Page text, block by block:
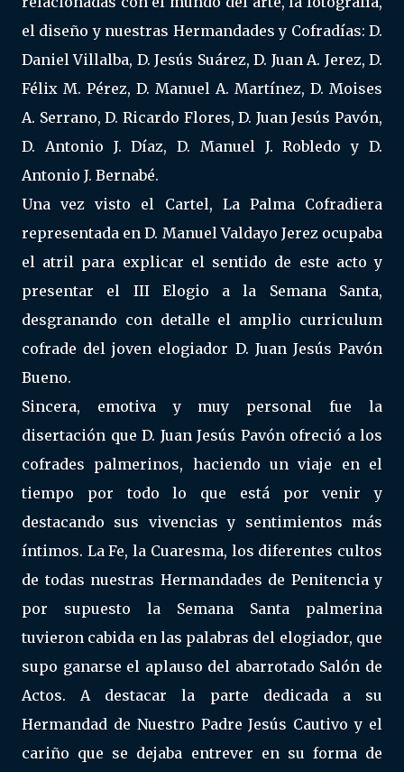
el diseño y nuestras Hermandades y Cofradías: D.
Daniel Villalba, D. Jesús Suárez, D. Juan A. Jerez, D.
Félix M. Pérez, D. Manuel A. Martínez, D. Moises
A. Serrano, D. Ricardo Flores, D. Juan Jesús Pavón,
D. Antonio J. Díaz, D. Manuel J. Robledo y D.
Antonio J. Bernabé.
Una vez visto el Cartel, La Palma Cofradiera
representada en D. Manuel Valdayo Jerez ocupaba
el atril para explicar el sentido de este acto y
presentar el III Elogio a la Semana Santa,
desgranando con detalle el amplio curriculum
cofrade del joven elogiador D. Juan Jesús Pavón
Bueno.
Sincera, emotiva y muy personal fue la
disertación que D. Juan Jesús Pavón ofreció a los
cofrades palmerinos, haciendo un viaje en el
tiempo por todo lo que está por venir y
destacando sus vivencias y sentimientos más
íntimos. La Fe, la Cuaresma, los diferentes cultos
de todas nuestras Hermandades de Penitencia y
por supuesto la Semana Santa palmerina
tuvieron cabida en las palabras del elogiador, que
supo ganarse el aplauso del abarrotado Salón de
Actos. A destacar la parte dedicada a su
Hermandad de Nuestro Padre Jesús Cautivo y el
cariño que se dejaba entrever en su forma de